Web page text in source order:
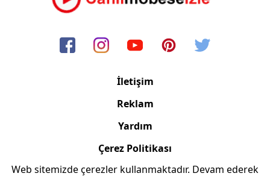
İletişim
Reklam
Yardım
Çerez Politikası
Web sitemizde çerezler kullanmaktadır. Devam ederek